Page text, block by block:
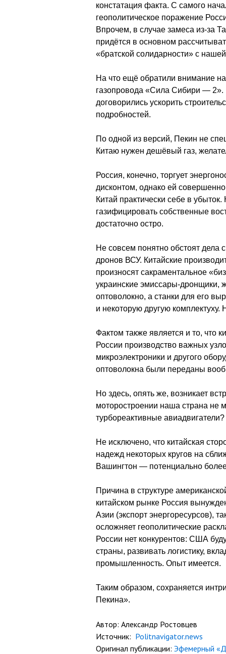
констатация факта. С самого
геополитическое поражение
Впрочем, в случае замеса из-за
придётся в основном
«братской солидарности» с
На что ещё обратили внимание
газопровода «Сила Сибири —
договорились ускорить
подробностей.
По одной из версий, Пекин не
Китаю нужен дешёвый газ,
Россия, конечно, торгует
дисконтом, однако ей
Китай практически себе в
газифицировать собственные
достаточно остро.
Не совсем понятно обстоят
дронов ВСУ. Китайские
произносят сакраментальное
украинские эмиссары-дронщики,
оптоволокно, а станки для его
и некоторую другую
Фактом также является и то, что
России производство важных
микроэлектроники и другого
оптоволокна были переданы
Но здесь, опять же, возникает
моторостроении наша страна не
турбореактивные авиадвигатели?
Не исключено, что китайская
надежд некоторых кругов на
Вашингтон — потенциально
Причина в структуре
китайском рынке Россия
Азии (экспорт энергоресурсов),
осложняет геополитические
России нет конкурентов: США
страны, развивать логистику,
промышленность. Опыт имеется.
Таким образом, сохраняется
Пекина».
Автор: Александр Ростовцев
Источник: Politnavigator.news
Оригинал публикации: Эфемерный